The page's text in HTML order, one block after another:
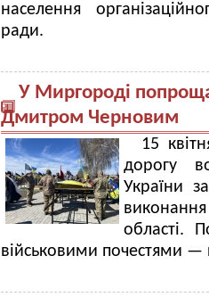
населення
ради.
У Миргороді
Дмитром Черновим
15
дорогу
України
області.
військовими почестями —